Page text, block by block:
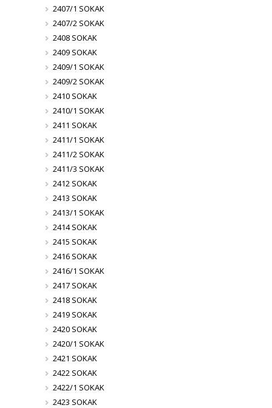
2407/1 SOKAK
2407/2 SOKAK
2408 SOKAK
2409 SOKAK
2409/1 SOKAK
2409/2 SOKAK
2410 SOKAK
2410/1 SOKAK
2411 SOKAK
2411/1 SOKAK
2411/2 SOKAK
2411/3 SOKAK
2412 SOKAK
2413 SOKAK
2413/1 SOKAK
2414 SOKAK
2415 SOKAK
2416 SOKAK
2416/1 SOKAK
2417 SOKAK
2418 SOKAK
2419 SOKAK
2420 SOKAK
2420/1 SOKAK
2421 SOKAK
2422 SOKAK
2422/1 SOKAK
2423 SOKAK